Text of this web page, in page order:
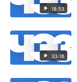
18:53
33:16